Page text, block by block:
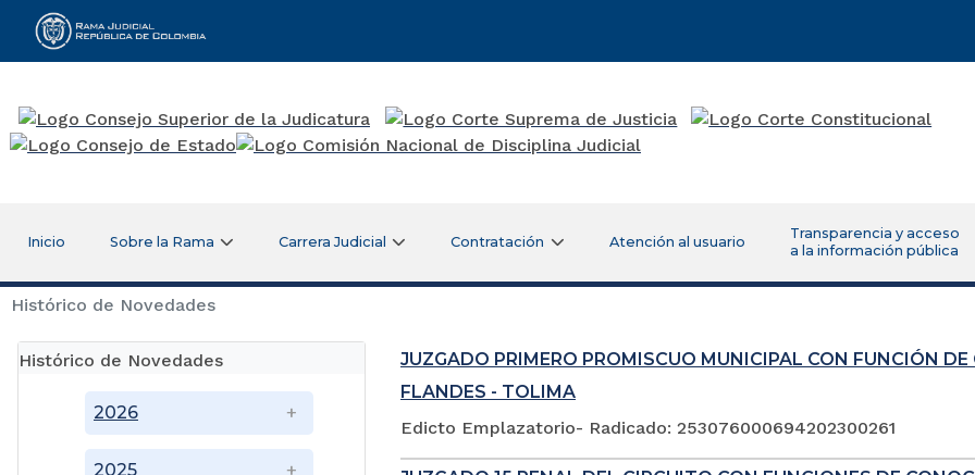
Rama Judicial
Inicio Sobre la Rama Carrera Judicial Contratación Atención al usuario
Transparencia y acceso
a la información pública
Histórico de Novedades
Histórico de Novedades
2025
2026
JUZGADO PRIMERO PROMISCUO MUNICIPAL CON FUNCIÓN
FLANDES - TOLIMA
Edicto Emplazatorio- Radicado: 253076000694202300261